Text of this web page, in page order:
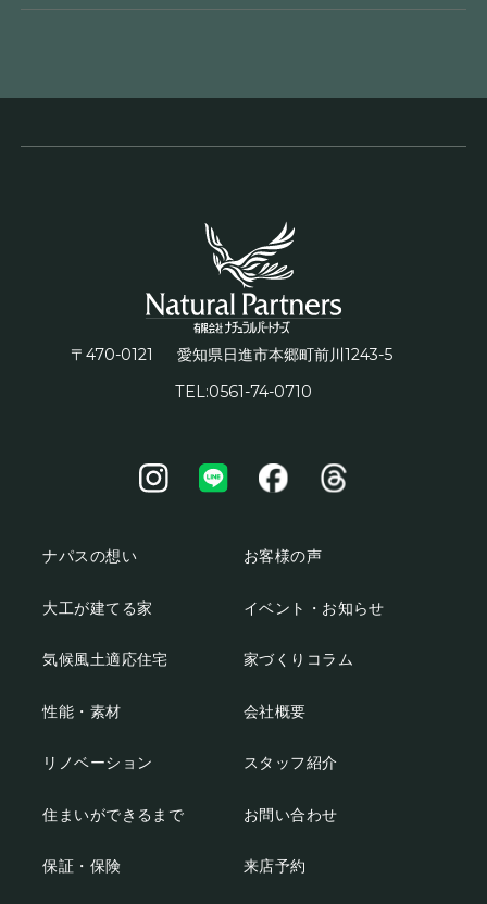
〒470-0121 愛知県日進市本郷町前川 1243-5
TEL:0561-74-0710
ナパスの想い
大工が建てる家
気候風土適応住宅
性能・素材
リノベーション
住まいができるまで
保証・保険
お客様の声
イベント・お知らせ
家づくりコラム
会社概要
スタッフ紹介
お問い合わせ
来店予約